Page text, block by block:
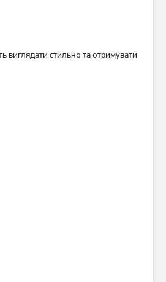
виглядати стильно та отримувати